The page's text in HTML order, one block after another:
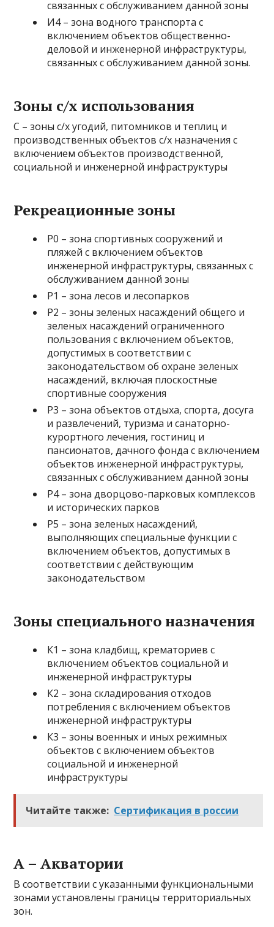
связанных с обслуживанием данной зоны
И4 – зона водного транспорта с
включением объектов общественно-
деловой и инженерной инфраструктуры,
связанных с обслуживанием данной зоны.
Зоны с/х использования
С – зоны с/х угодий, питомников и теплиц и
производственных объектов с/х назначения с
включением объектов производственной,
социальной и инженерной инфраструктуры
Рекреационные зоны
Р0 – зона спортивных сооружений и
пляжей с включением объектов
инженерной инфраструктуры, связанных с
обслуживанием данной зоны
Р1 – зона лесов и лесопарков
Р2 – зоны зеленых насаждений общего и
зеленых насаждений ограниченного
пользования с включением объектов,
допустимых в соответствии с
законодательством об охране зеленых
насаждений, включая плоскостные
спортивные сооружения
Р3 – зона объектов отдыха, спорта, досуга
и развлечений, туризма и санаторно-
курортного лечения, гостиниц и
пансионатов, дачного фонда с включением
объектов инженерной инфраструктуры,
связанных с обслуживанием данной зоны
Р4 – зона дворцово-парковых комплексов
и исторических парков
Р5 – зона зеленых насаждений,
выполняющих специальные функции с
включением объектов, допустимых в
соответствии с действующим
законодательством
Зоны специального назначения
К1 – зона кладбищ, крематориев с
включением объектов социальной и
инженерной инфраструктуры
К2 – зона складирования отходов
потребления с включением объектов
инженерной инфраструктуры
К3 – зоны военных и иных режимных
объектов с включением объектов
социальной и инженерной
инфраструктуры
Читайте также: Сертификация в россии
А – Акватории
В соответствии с указанными функциональными
зонами установлены границы территориальных
зон.